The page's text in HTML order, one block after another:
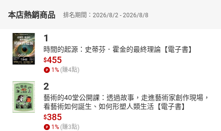
本店熱銷商品 排名期間：2026/8/2 - 2026/8/8
1
時間的起源：史蒂芬．霍金的最終理論【電子書】
$455
1% (賺4點)
2
藝術的40堂公開課：透過故事，走進藝術家創作現場，
看藝術如何誕生、如何形塑人類生活【電子書】
$385
1% (賺3點)